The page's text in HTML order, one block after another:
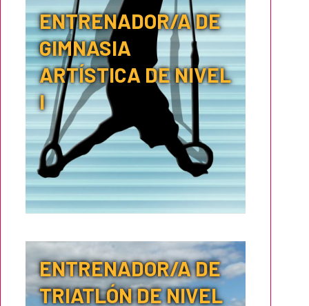
ENTRENADOR/A DE
GIMNASIA
ARTÍSTICA DE NIVEL
I
ENTRENADOR/A DE
TRIATLÓN DE NIVEL